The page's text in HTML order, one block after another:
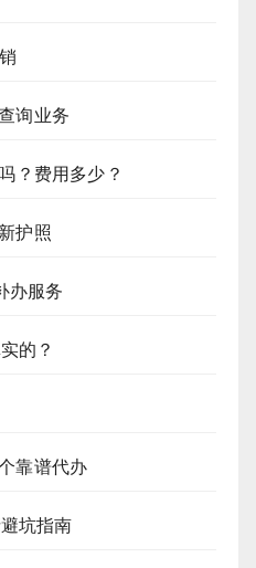
询业务
？费用多少？
护照
办服务
的？
靠谱代办
坑指南